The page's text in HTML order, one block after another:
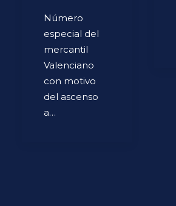
Número
especial del
mercantil
Valenciano
con motivo
del ascenso
a…